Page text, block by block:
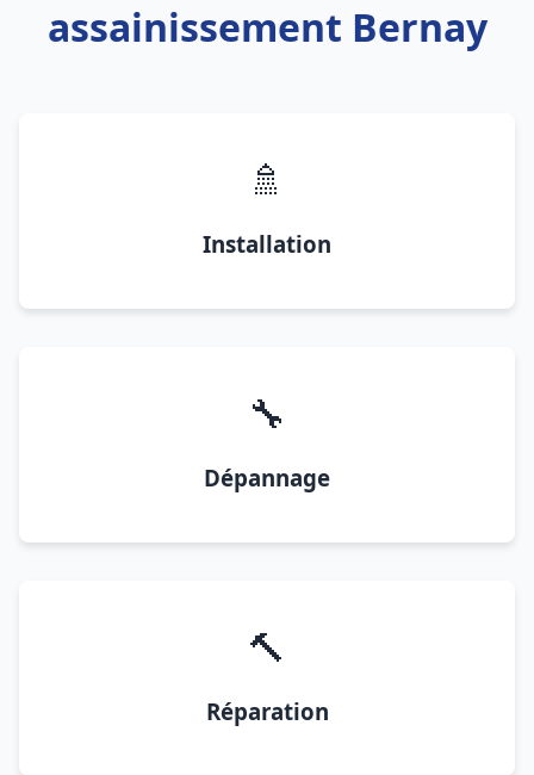
assainissement Bernay
🚿
Installation
🔧
Dépannage
🔨
Réparation